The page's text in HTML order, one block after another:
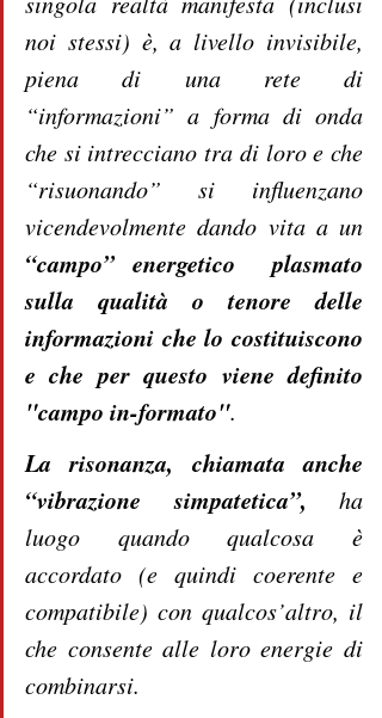
noi stessi) è, a livello invisibile,
piena di una rete di
“informazioni” a forma di onda
che si intrecciano tra di loro e che
“risuonando” si influenzano
“campo” energetico  plasmato
sulla qualità o tenore delle
informazioni che lo costituiscono
e che per questo viene definito
"campo in-formato".
La risonanza, chiamata anche
“vibrazione simpatetica”, ha
luogo quando qualcosa è
accordato (e quindi coerente e
compatibile) con qualcos’altro, il
che consente alle loro energie di
combinarsi.